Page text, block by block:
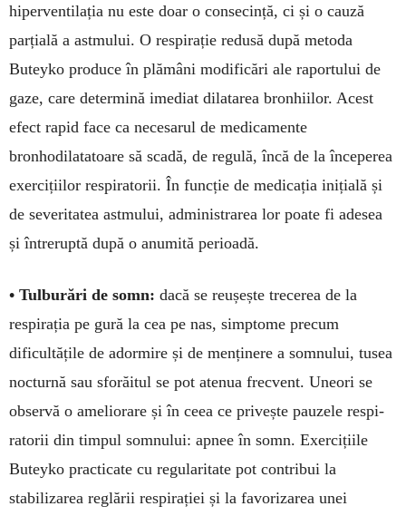
hiperventilația nu este doar o conse­cință, ci și o cauză
parțială a astmului. O respirație redusă după metoda
Buteyko produce în plămâni modi­ficări ale raportului de
gaze, care determină imediat dilatarea bronhiilor. Acest
efect rapid face ca nece­sarul de medicamente
bronhodilatatoare să sca­dă, de regulă, încă de la începerea
exerci­țiilor respi­ra­torii. În funcție de medicația inițială și
de severi­tatea astmului, administrarea lor poate fi adesea
și întreruptă după o anumită perioadă.
• Tulburări de somn: dacă se reușește trece­rea de la
respirația pe gură la cea pe nas, simptome precum
dificultățile de adormire și de menținere a somnului, tusea
nocturnă sau sforăitul se pot atenua frecvent. Uneori se
observă o ame­liorare și în ceea ce privește pauzele respi­
ratorii din timpul somnu­lui: apnee în somn. Exercițiile
Buteyko practicate cu regularitate pot contribui la
stabilizarea reglării respirației și la favorizarea unei